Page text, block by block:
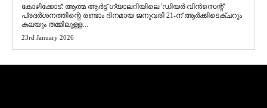
​കോഴിക്കോട്: ആത്മ ആർട്ട് ഗ്യാലറിയിലെ 'ഡിയർ വിൻസെന്റ്'
പ്രദർശനത്തിന്റെ രണ്ടാം ദിനമായ ജനുവരി 21-ന് ആർക്കിടെക്ചറും
കലയും തമ്മിലുള്ള...
23rd January 2026